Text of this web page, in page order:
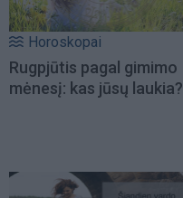
Horoskopai
Rugpjūtis pagal gimimo
mėnesį: kas jūsų laukia?